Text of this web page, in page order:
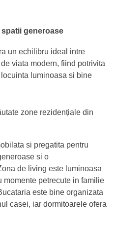
generoase
un echilibru ideal intre
viata modern, fiind potrivita
luminoasa si bine
zone rezidențiale din
si pregatita pentru
si o
de living este luminoasa
momente petrecute in familie
este bine organizata
casei, iar dormitoarele ofera